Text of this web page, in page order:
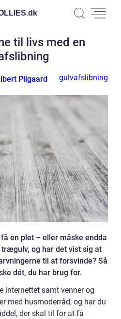
dk
til livs med en
Pilgaard gulvafslibning
en plet – eller måske endda
og har det vist sig at
til at forsvinde? Så
dét, du har brug for.
internettet samt venner og
med husmoderråd, og har du
der skal til for at få